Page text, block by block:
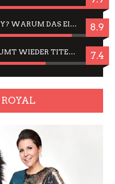
CÉSAR FÜR JIM CARREY? WARUM DAS EINER DER NERVIGSTEN ACTORS IST UND BLEIBT 8.9
JING JING: IN-THAI RÄUMT WIEDER TITEL AB – EIN ZWEI-STUNDEN-ERLEBNISBERICHT 7.4